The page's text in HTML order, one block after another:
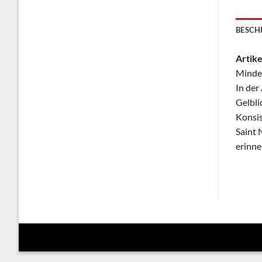
In der
Saint